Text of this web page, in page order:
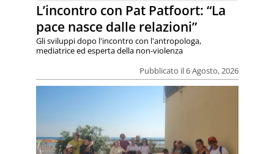
L’incontro con Pat Patfoort: “La
pace nasce dalle relazioni”
Pubblicato il 6 Agosto, 2026
Gli sviluppi dopo l'incontro con l'antropologa,
mediatrice ed esperta della non-violenza